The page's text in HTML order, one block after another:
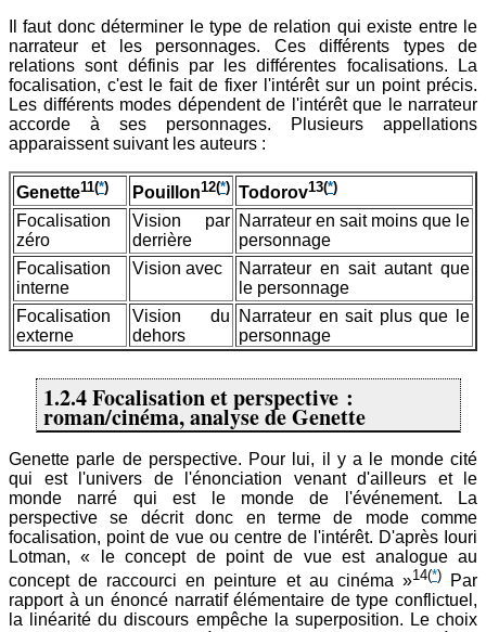
Il faut donc déterminer le type de relation qui existe entre le
narrateur et les personnages. Ces différents types de
relations sont définis par les différentes focalisations. La
focalisation, c'est le fait de fixer l'intérêt sur un point précis.
Les différents modes dépendent de l'intérêt que le narrateur
accorde à ses personnages. Plusieurs appellations
apparaissent suivant les auteurs :
Genette11(*) Pouillon12(*) Todorov13(*)
Focalisation
zéro
Vision par
derrière
Narrateur en sait moins que le
personnage
Focalisation
interne
Vision avec
Narrateur en sait autant que
le personnage
Focalisation
externe
Vision du
dehors
Narrateur en sait plus que le
personnage
1.2.4 Focalisation et perspective :
roman/cinéma, analyse de Genette
Genette parle de perspective. Pour lui, il y a le monde cité
qui est l'univers de l'énonciation venant d'ailleurs et le
monde narré qui est le monde de l'événement. La
perspective se décrit donc en terme de mode comme
focalisation, point de vue ou centre de l'intérêt. D'après Iouri
Lotman, « le concept de point de vue est analogue au
concept de raccourci en peinture et au cinéma »14(*)Par
rapport à un énoncé narratif élémentaire de type conflictuel,
la linéarité du discours empêche la superposition. Le choix